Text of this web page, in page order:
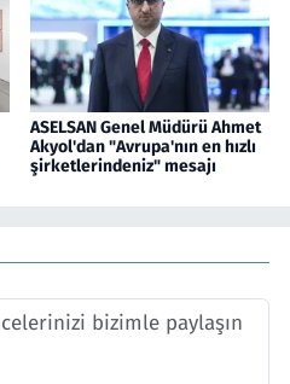
ASELSAN Genel Müdürü Ahmet
Akyol'dan "Avrupa'nın en hızlı
şirketlerindeniz" mesajı